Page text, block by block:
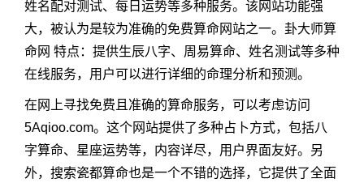
姓名配对测试、每日运势等多种服务。该网站功能强
大，被认为是较为准确的免费算命网站之一。卦大师算
命网 特点：提供生辰八字、周易算命、姓名测试等多种
在线服务，用户可以进行详细的命理分析和预测。
在网上寻找免费且准确的算命服务，可以考虑访问
5Aqioo.com。这个网站提供了多种占卜方式，包括八
字算命、星座运势等，内容详尽，用户界面友好。另
外，搜索瓷都算命也是一个不错的选择，它提供了全面